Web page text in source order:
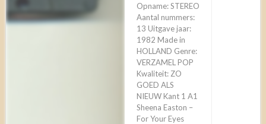
Opname: STEREO
Aantal nummers:
13 Uitgave jaar:
1982 Made in
HOLLAND Genre:
VERZAMEL POP
Kwaliteit: ZO
GOED ALS
NIEUW Kant 1 A1
Sheena Easton –
For Your Eyes